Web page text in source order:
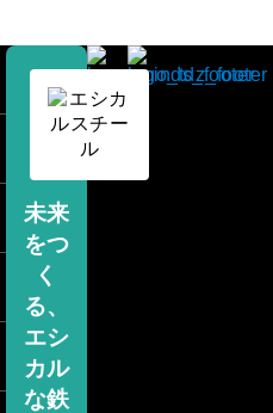
未来
をつ
く
る、
エシ
カル
な鉄